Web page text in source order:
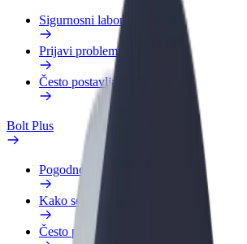
Sigurnosni laboratorij
Prijavi problem
Često postavljana pitanja
Bolt Plus
Pogodnosti
Kako se pridružiti
Često postavljana pitanja